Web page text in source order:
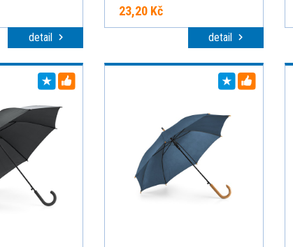
detail
23,20 Kč
detail